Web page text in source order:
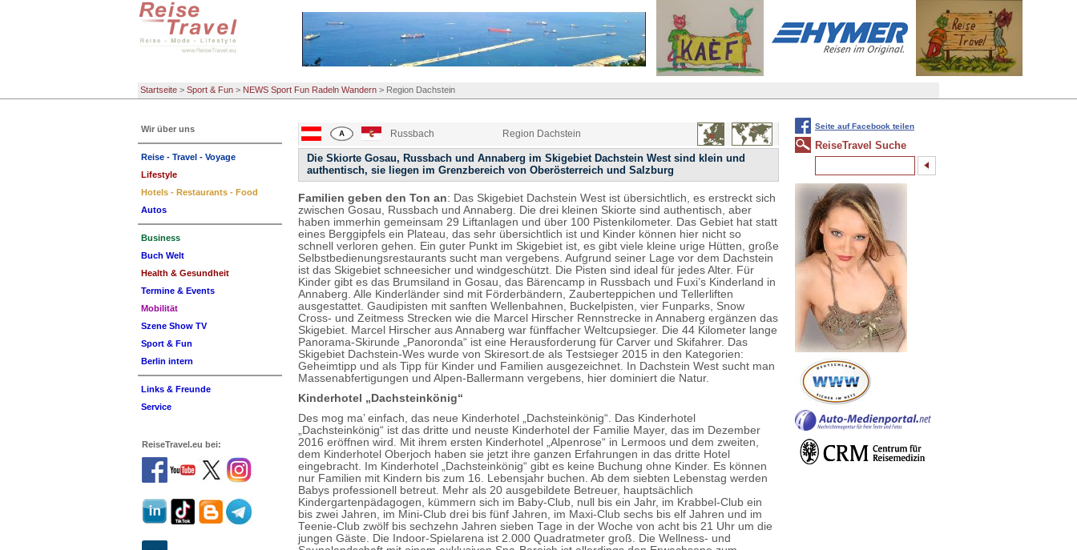
Startseite > Sport & Fun > NEWS Sport Fun Radeln Wandern > Region Dachstein
Russbach Region Dachstein
Die Skiorte Gosau, Russbach und Annaberg im Skigebiet Dachstein West sind klein und
authentisch, sie liegen im Grenzbereich von Oberösterreich und Salzburg
Familien geben den Ton an: Das Skigebiet Dachstein West ist übersichtlich, es erstreckt sich
zwischen Gosau, Russbach und Annaberg. Die drei kleinen Skiorte sind authentisch, aber
haben immerhin gemeinsam 29 Liftanlagen und über 100 Pistenkilometer. Das Gebiet hat statt
eines Berggipfels ein Plateau, das sehr übersichtlich ist und Kinder können hier nicht so
schnell verloren gehen. Ein guter Punkt im Skigebiet ist, es gibt viele kleine urige Hütten, große
Selbstbedienungsrestaurants sucht man vergebens. Aufgrund seiner Lage vor dem Dachstein
ist das Skigebiet schneesicher und windgeschützt. Die Pisten sind ideal für jedes Alter. Für
Kinder gibt es das Brumsiland in Gosau, das Bärencamp in Russbach und Fuxi’s Kinderland in
Annaberg. Alle Kinderländer sind mit Förderbändern, Zauberteppichen und Tellerliften
ausgestattet. Gaudipisten mit sanften Wellenbahnen, Buckelpisten, vier Funparks, Snow
Cross- und Zeitmess Strecken wie die Marcel Hirscher Rennstrecke in Annaberg ergänzen das
Skigebiet. Marcel Hirscher aus Annaberg war fünffacher Weltcupsieger. Die 44 Kilometer lange
Panorama-Skirunde „Panoronda“ ist eine Herausforderung für Carver und Skifahrer. Das
Skigebiet Dachstein-Wes wurde von Skiresort.de als Testsieger 2015 in den Kategorien:
Geheimtipp und als Tipp für Kinder und Familien ausgezeichnet. In Dachstein West sucht man
Massenabfertigungen und Alpen-Ballermann vergebens, hier dominiert die Natur.
Kinderhotel „Dachsteinkönig“
Des mog ma’ einfach, das neue Kinderhotel „Dachsteinkönig“. Das Kinderhotel
„Dachsteinkönig“ ist das dritte und neuste Kinderhotel der Familie Mayer, das im Dezember
2016 eröffnen wird. Mit ihrem ersten Kinderhotel „Alpenrose“ in Lermoos und dem zweiten,
dem Kinderhotel Oberjoch haben sie jetzt ihre ganzen Erfahrungen in das dritte Hotel
eingebracht. Im Kinderhotel „Dachsteinkönig“ gibt es keine Buchung ohne Kinder. Es können
nur Familien mit Kindern bis zum 16. Lebensjahr buchen. Ab dem siebten Lebenstag werden
Babys professionell betreut. Mehr als 20 ausgebildete Betreuer, hauptsächlich
Kindergartenpädagogen, kümmern sich im Baby-Club, null bis ein Jahr, im Krabbel-Club ein
bis zwei Jahren, im Mini-Club drei bis fünf Jahren, im Maxi-Club sechs bis elf Jahren und im
Teenie-Club zwölf bis sechzehn Jahren sieben Tage in der Woche von acht bis 21 Uhr um die
jungen Gäste. Die Indoor-Spielarena ist 2.000 Quadratmeter groß. Die Wellness- und
Wir über uns
Reise - Travel - Voyage
Lifestyle
Hotels - Restaurants - Food
Autos
Business
Buch Welt
Health & Gesundheit
Termine & Events
Mobilität
Szene Show TV
Sport & Fun
Berlin intern
Links & Freunde
Service
ReiseTravel.eu bei:
Seite auf Facebook teilen
ReiseTravel Suche